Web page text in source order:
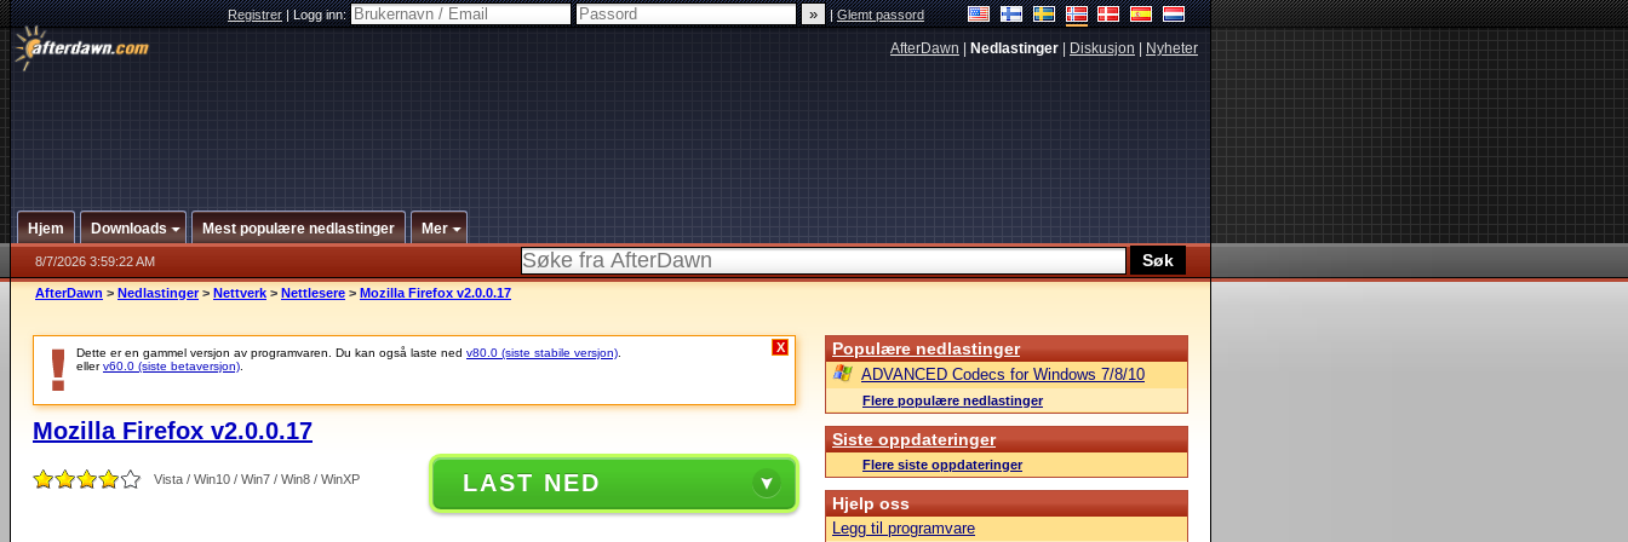
Registrer|Logg inn: |Glemt passord
AfterDawn Nedlastinger Diskusjon Nyheter
Hjem Downloads Mest populære nedlastinger Mer
8/7/2026 3:59:22 AM
AfterDawn > Nedlastinger > Nettverk > Nettlesere > Mozilla Firefox v2.0.0.17
Dette er en gammel versjon av programvaren. Du kan også laste ned v80.0 (siste stabile versjon)
ellerv60.0 (siste betaversjon)
X
Mozilla Firefox v2.0.0.17
Vista / Win10 / Win7 / Win8 / WinXP LAST NED
Populære nedlastinger
ADVANCED Codecs for Windows 7/8/10
Flere populære nedlastinger
Siste oppdateringer
Flere siste oppdateringer
Hjelp oss
Legg til programvare